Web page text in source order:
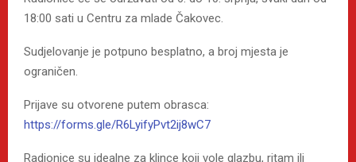
18:00 sati u Centru za mlade Čakovec.
Sudjelovanje je potpuno besplatno, a broj mjesta je
ograničen.
Prijave su otvorene putem obrasca:
https://forms.gle/R6LyifyPvt2ij8wC7
Radionice su idealne za klince koji vole glazbu, ritam ili